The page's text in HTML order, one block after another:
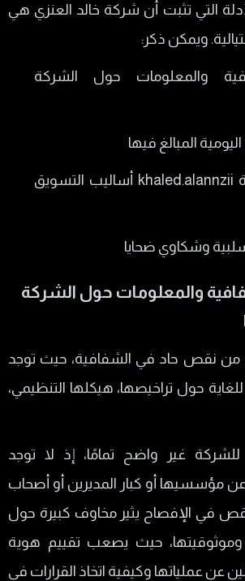
التي تثبت أن شركة خالد العنزي هي
ويمكن ذكر:
والمعلومات حول الشركة
المبالغ فيها
استخدام شركة khaled.alannzii أساليب التسويق
وشكاوي ضحايا
والمعلومات حول الشركة
من نقص حاد في الشفافية، حيث توجد
حول تراخيصها، هيكلها التنظيمي،
للشركة غير واضح تمامًا، إذ لا توجد
مؤسسيها أو كبار المديرين أو أصحاب
في الإفصاح يثير مخاوف كبيرة حول
حيث يصعب تقييم هوية
عن عملياتها وكيفية اتخاذ القرارات في